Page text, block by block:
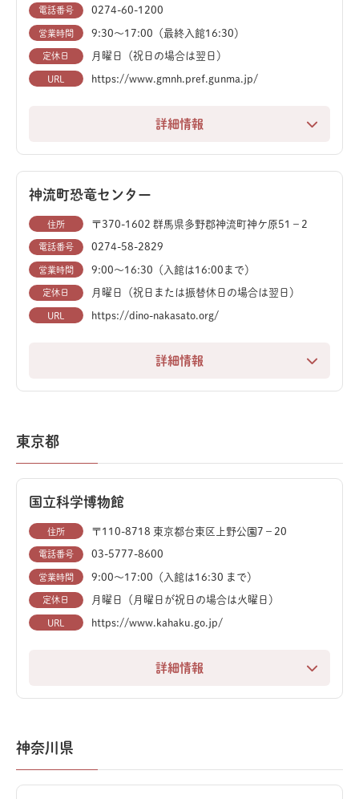
や子ども向けイベント、工作体験も充実しており、楽し
みながら知識を深めることができます。
窓から菅生沼の四季を眺められるレストラン「ル・サン
ど、ユニークなメニューが家族連れに人気です。
また、広大な屋外施設には、自然観察フィールドや巨大
す。都心からのアクセスも良く、家族でのお出かけに最
適なスポットです。
栃木の魅力を再発見し、太古のロマンに触れることがで
きる、知的好奇心をくすぐるスポットです。
電話番号 0274-60-1200
営業時間 9:30～17:00（最終入館16:30）
定休日 月曜日（祝日の場合は翌日）
URL https://www.gmnh.pref.gunma.jp/
詳細情報
群馬県富岡市にある「群馬県立自然史博物館」は、地球
の誕生から現代までの自然史、そして群馬県の自然をわ
かりやすく展示しています。常設展示は5つのコーナー
で構成されており、見どころが満載です。
「地球の時代」では、動く実物大のティラノサウルスの
ロボット模型や、全長15mのカマラサウルスの全身骨格
が来館者を出迎えます。特に、吹き抜けに展示された高
さ12mのブラキオサウルスの全身骨格は圧巻です。
入口には、ガラス床の下にトリケラトプスの発掘現場を
ロボット博物学者から進化の話を聞くことができます。
「群馬の自然と環境」では、ブナ林の巨大ジオラマが広
毎週土曜に開催されるワークショップ「サイエンス・サ
タデー」では、「恐竜の歯のレプリカを作ろう」といっ
たプログラムに無料で参加できます。企画展や野外観察
会、講演会など、イベントも充実しています。
入館料は中学生以下無料、ベビーカーや授乳室も完備し
ュージアムショップには恐竜のぬいぐるみや化石などの
神流町恐竜センター
住所 〒370-1602 群馬県多野郡神流町神ケ原51−2
電話番号 0274-58-2829
営業時間 9:00～16:30（入館は16:00まで）
定休日 月曜日（祝日または振替休日の場合は翌日）
URL https://dino-nakasato.org/
詳細情報
恐竜の化石が多く発見されている“恐竜王国”神流町にあ
しているのが特徴です。
約200点の標本を展示しています。特に、2頭の恐竜が
格闘中に化石になった「格闘化石」は、その珍しさと迫
力に圧倒されること間違いなしです。また、神流町がか
つてモンゴルと地続きだったため、モンゴルで出土した
タルボサウルスの骨格標本など、貴重な展示も充実して
います。
は迫力満点です。また、発掘現場さながらの化石発掘体
験も楽しめます。「化石レプリカ発掘体験」では、砂の
って化石を探す本格的なもので、公式サイトからの事前
東京都
国立科学博物館
住所 〒110-8718 東京都台東区上野公園7−20
電話番号 03-5777-8600
営業時間 9:00～17:00（入館は16:30 まで）
定休日 月曜日（月曜日が祝日の場合は火曜日）
URL https://www.kahaku.go.jp/
詳細情報
1877年創立の歴史を持つ「国立科学博物館（科博）」
なスポットです。
神奈川県